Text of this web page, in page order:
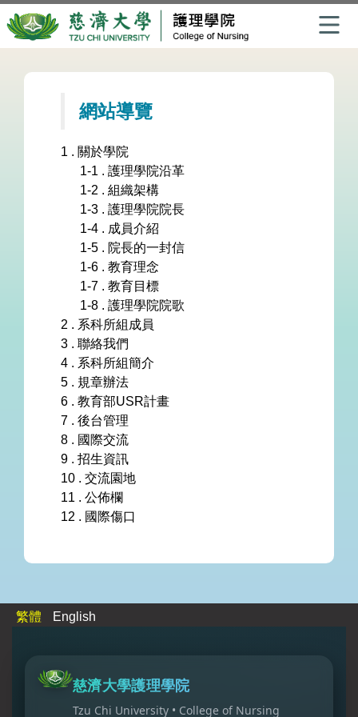
網站導覽
1 . 關於學院
1-1 . 護理學院沿革
1-2 . 組織架構
1-3 . 護理學院院長
1-4 . 成員介紹
1-5 . 院長的一封信
1-6 . 教育理念
1-7 . 教育目標
1-8 . 護理學院院歌
2 . 系科所組成員
3 . 聯絡我們
4 . 系科所組簡介
5 . 規章辦法
6 . 教育部USR計畫
7 . 後台管理
8 . 國際交流
9 . 招生資訊
10 . 交流園地
11 . 公佈欄
12 . 國際傷口
繁體 English
慈濟大學護理學院
Tzu Chi University • College of Nursing